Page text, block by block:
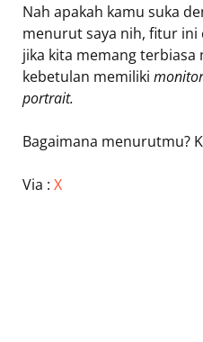
Nah apakah kamu suka
menurut saya nih, fitur ini
jika kita memang
kebetulan memiliki
portrait.
Bagaimana menurutmu?
Via : X